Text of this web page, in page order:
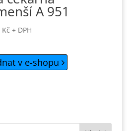
A 951
Kč + DPH
v e-shopu